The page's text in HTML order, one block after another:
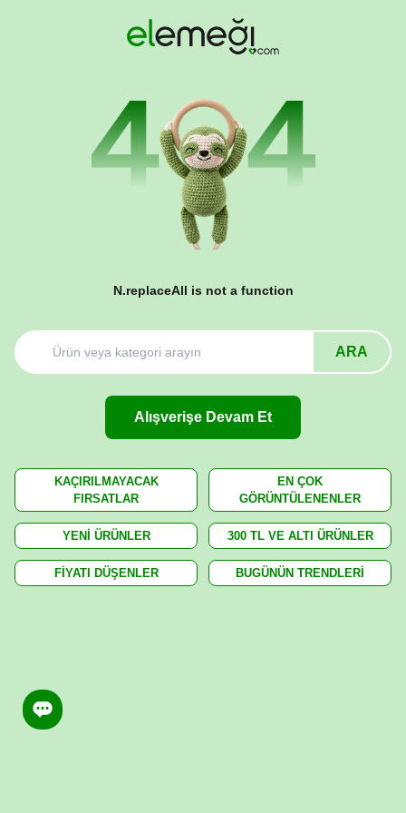
N.replaceAll is not a function
ARA
Alışverişe Devam Et
KAÇIRILMAYACAK
FIRSATLAR
EN ÇOK
GÖRÜNTÜLENENLER
YENİ ÜRÜNLER 300 TL VE ALTI ÜRÜNLER
FİYATI DÜŞENLER BUGÜNÜN TRENDLERİ